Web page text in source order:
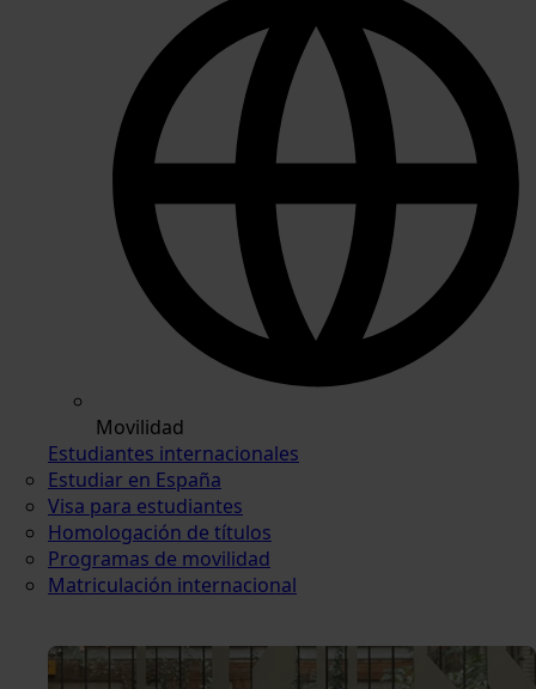
Movilidad
Estudiantes internacionales
Estudiar en España
Visa para estudiantes
Homologación de títulos
Programas de movilidad
Matriculación internacional